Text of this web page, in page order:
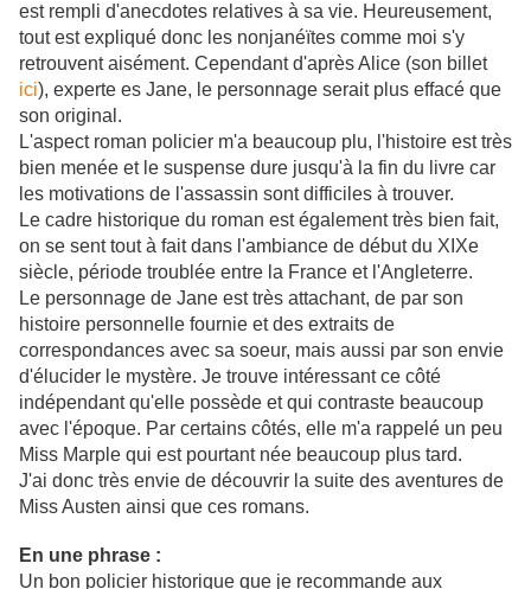
est rempli d'anecdotes relatives à sa vie. Heureusement,
tout est expliqué donc les nonjanéïtes comme moi s'y
retrouvent aisément. Cependant d'après Alice (son billet
ici), experte es Jane, le personnage serait plus effacé que
son original.
L'aspect roman policier m'a beaucoup plu, l'histoire est très
bien menée et le suspense dure jusqu'à la fin du livre car
les motivations de l'assassin sont difficiles à trouver.
Le cadre historique du roman est également très bien fait,
on se sent tout à fait dans l'ambiance de début du XIXe
siècle, période troublée entre la France et l'Angleterre.
Le personnage de Jane est très attachant, de par son
histoire personnelle fournie et des extraits de
correspondances avec sa soeur, mais aussi par son envie
d'élucider le mystère. Je trouve intéressant ce côté
indépendant qu'elle possède et qui contraste beaucoup
avec l'époque. Par certains côtés, elle m'a rappelé un peu
Miss Marple qui est pourtant née beaucoup plus tard.
J'ai donc très envie de découvrir la suite des aventures de
Miss Austen ainsi que ces romans.
En une phrase :
Un bon policier historique que je recommande aux